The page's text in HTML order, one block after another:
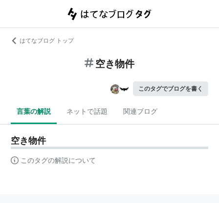
はてなブログ トップ
空き物件
このタグでブログを書く
言葉の解説 ネットで話題 関連ブログ
空き物件
このタグの解説について